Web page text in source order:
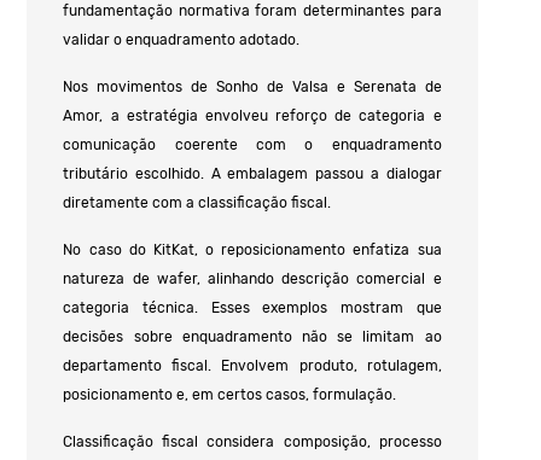
fundamentação normativa foram determinantes para
validar o enquadramento adotado.
Nos movimentos de Sonho de Valsa e Serenata de
Amor, a estratégia envolveu reforço de categoria e
comunicação coerente com o enquadramento
tributário escolhido. A embalagem passou a dialogar
diretamente com a classificação fiscal.
No caso do KitKat, o reposicionamento enfatiza sua
natureza de wafer, alinhando descrição comercial e
categoria técnica. Esses exemplos mostram que
decisões sobre enquadramento não se limitam ao
departamento fiscal. Envolvem produto, rotulagem,
posicionamento e, em certos casos, formulação.
Classificação fiscal considera composição, processo